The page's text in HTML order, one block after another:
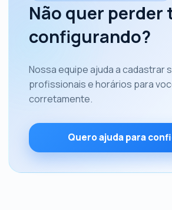
Não quer perder
configurando?
Nossa equipe ajuda a cadastrar
profissionais e horários para
corretamente.
Quero ajuda para